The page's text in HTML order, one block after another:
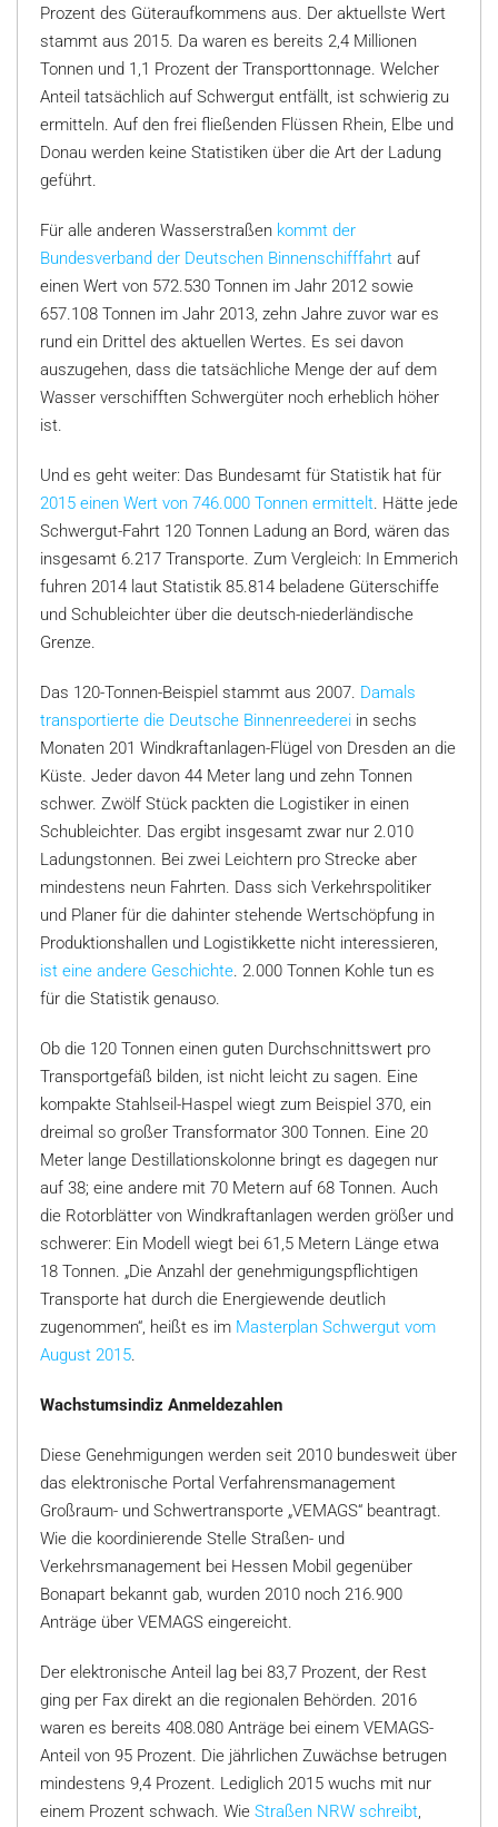
Prozent des Güteraufkommens aus. Der aktuellste Wert
stammt aus 2015. Da waren es bereits 2,4 Millionen
Tonnen und 1,1 Prozent der Transporttonnage. Welcher
Anteil tatsächlich auf Schwergut entfällt, ist schwierig zu
ermitteln. Auf den frei fließenden Flüssen Rhein, Elbe und
Donau werden keine Statistiken über die Art der Ladung
geführt.
Für alle anderen Wasserstraßen kommt der
Bundesverband der Deutschen Binnenschifffahrt auf
einen Wert von 572.530 Tonnen im Jahr 2012 sowie
657.108 Tonnen im Jahr 2013, zehn Jahre zuvor war es
rund ein Drittel des aktuellen Wertes. Es sei davon
auszugehen, dass die tatsächliche Menge der auf dem
Wasser verschifften Schwergüter noch erheblich höher
ist.
Und es geht weiter: Das Bundesamt für Statistik hat für
2015 einen Wert von 746.000 Tonnen ermittelt. Hätte jede
Schwergut-Fahrt 120 Tonnen Ladung an Bord, wären das
insgesamt 6.217 Transporte. Zum Vergleich: In Emmerich
fuhren 2014 laut Statistik 85.814 beladene Güterschiffe
und Schubleichter über die deutsch-niederländische
Grenze.
Das 120-Tonnen-Beispiel stammt aus 2007. Damals
transportierte die Deutsche Binnenreederei in sechs
Monaten 201 Windkraftanlagen-Flügel von Dresden an die
Küste. Jeder davon 44 Meter lang und zehn Tonnen
schwer. Zwölf Stück packten die Logistiker in einen
Schubleichter. Das ergibt insgesamt zwar nur 2.010
Ladungstonnen. Bei zwei Leichtern pro Strecke aber
mindestens neun Fahrten. Dass sich Verkehrspolitiker
und Planer für die dahinter stehende Wertschöpfung in
Produktionshallen und Logistikkette nicht interessieren,
ist eine andere Geschichte. 2.000 Tonnen Kohle tun es
für die Statistik genauso.
Ob die 120 Tonnen einen guten Durchschnittswert pro
Transportgefäß bilden, ist nicht leicht zu sagen. Eine
kompakte Stahlseil-Haspel wiegt zum Beispiel 370, ein
dreimal so großer Transformator 300 Tonnen. Eine 20
Meter lange Destillationskolonne bringt es dagegen nur
auf 38; eine andere mit 70 Metern auf 68 Tonnen. Auch
die Rotorblätter von Windkraftanlagen werden größer und
schwerer: Ein Modell wiegt bei 61,5 Metern Länge etwa
18 Tonnen. „Die Anzahl der genehmigungspflichtigen
Transporte hat durch die Energiewende deutlich
zugenommen“, heißt es im Masterplan Schwergut vom
August 2015.
Wachstumsindiz Anmeldezahlen
Diese Genehmigungen werden seit 2010 bundesweit über
das elektronische Portal Verfahrensmanagement
Großraum- und Schwertransporte „VEMAGS“ beantragt.
Wie die koordinierende Stelle Straßen- und
Verkehrsmanagement bei Hessen Mobil gegenüber
Bonapart bekannt gab, wurden 2010 noch 216.900
Anträge über VEMAGS eingereicht.
Der elektronische Anteil lag bei 83,7 Prozent, der Rest
ging per Fax direkt an die regionalen Behörden. 2016
waren es bereits 408.080 Anträge bei einem VEMAGS-
Anteil von 95 Prozent. Die jährlichen Zuwächse betrugen
mindestens 9,4 Prozent. Lediglich 2015 wuchs mit nur
einem Prozent schwach. Wie Straßen NRW schreibt,